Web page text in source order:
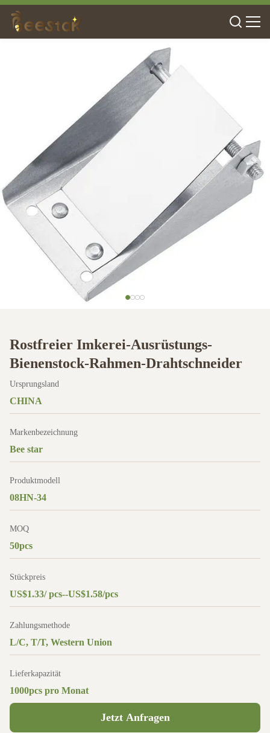
Rostfreier Imkerei-Ausrüstungs-
Bienenstock-Rahmen-Drahtschneider
Ursprungsland
CHINA
Markenbezeichnung
Bee star
Produktmodell
08HN-34
MOQ
50pcs
Stückpreis
US$1.33/ pcs--US$1.58/pcs
Zahlungsmethode
L/C, T/T, Western Union
Lieferkapazität
1000pcs pro Monat
Jetzt Anfragen